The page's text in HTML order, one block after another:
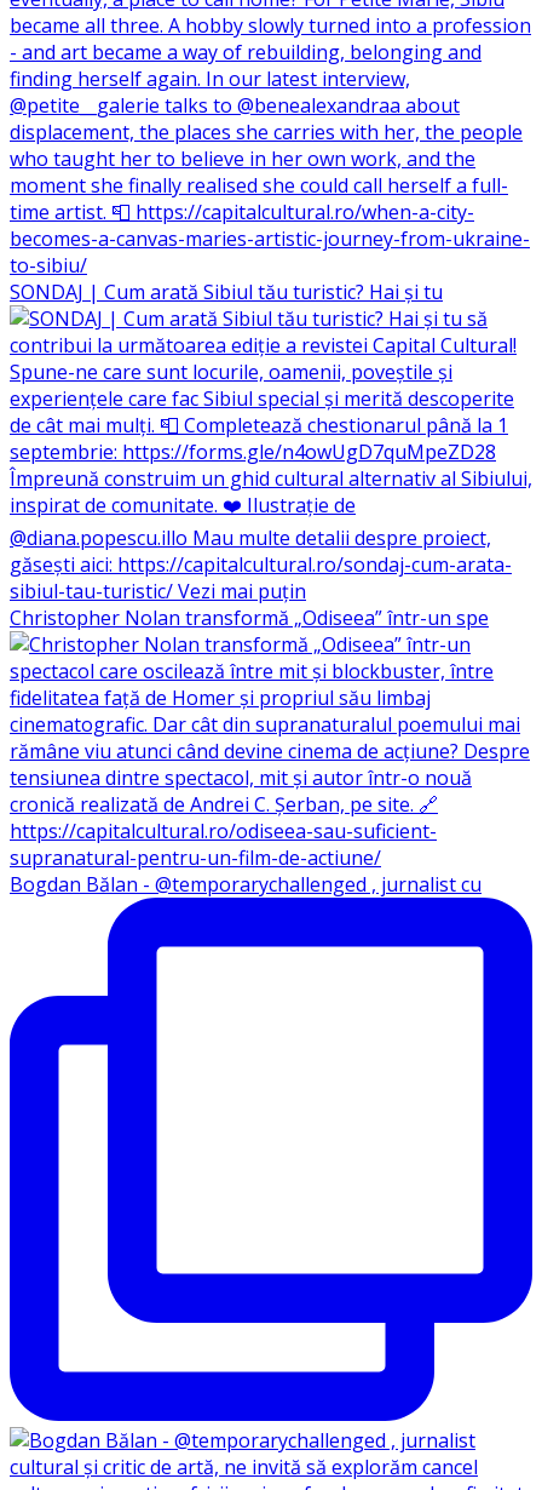
SONDAJ | Cum arată Sibiul tău turistic? Hai și tu
Christopher Nolan transformă „Odiseea” într-un spe
Bogdan Bălan - @temporarychallenged , jurnalist cu